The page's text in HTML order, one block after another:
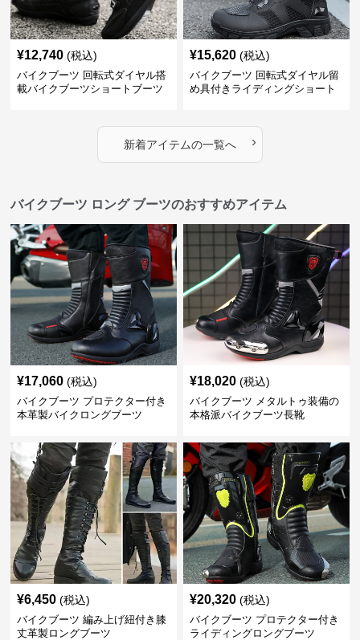
¥12,740 (税込)
バイクブーツ 回転式ダイヤル搭
載バイクブーツショートブーツ
¥15,620 (税込)
バイクブーツ 回転式ダイヤル留
め具付きライディングショート
新着アイテムの一覧へ ›
バイクブーツ ロング ブーツのおすすめアイテム
¥17,060 (税込)
バイクブーツ プロテクター付き
本革製バイクロングブーツ
¥18,020 (税込)
バイクブーツ メタルトゥ装備の
本格派バイクブーツ長靴
¥6,450 (税込)
バイクブーツ 編み上げ紐付き膝
丈革製ロングブーツ
¥20,320 (税込)
バイクブーツ プロテクター付き
ライディングロングブーツ